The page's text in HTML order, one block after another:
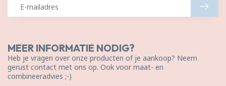
MEER INFORMATIE NODIG?
Heb je vragen over onze producten of je aankoop? Neem
gerust contact met ons op. Ook voor maat- en
combineeradvies ;-)